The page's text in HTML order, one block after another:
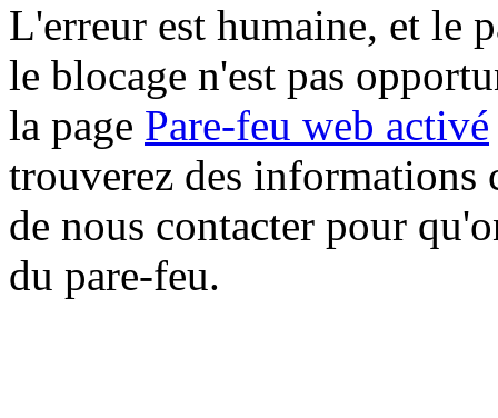
L'erreur est humaine, et le
le blocage n'est pas
la page Pare-feu web activé
trouverez des informations
de nous contacter pour
du pare-feu.